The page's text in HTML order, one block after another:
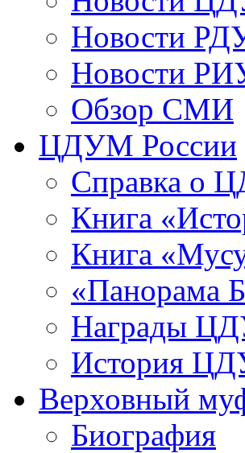
Новости
Новости
Обзор СМИ
ЦДУМ России
Справка о
Книга
Книга
«Панорама
Награды
История
Верховный
Биография